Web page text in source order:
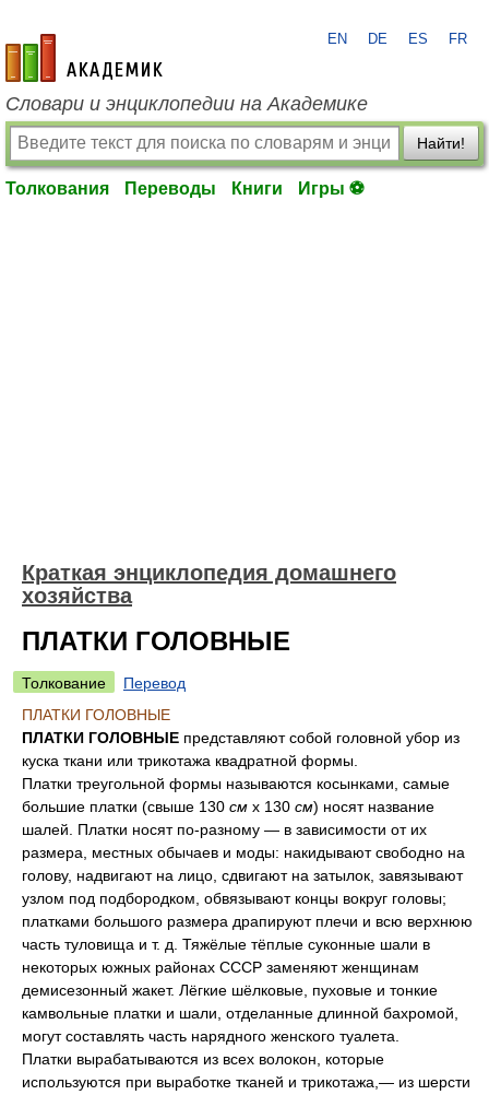
academic.ru
EN DE ES FR
Словари и энциклопедии на Академике
Найти!
Толкования Переводы Книги Игры ⚽
Краткая энциклопедия домашнего
хозяйства
ПЛАТКИ ГОЛОВНЫЕ
Толкование
Перевод
ПЛАТКИ ГОЛОВНЫЕ
ПЛАТКИ ГОЛОВНЫЕ представляют собой головной убор из
куска ткани или трикотажа квадратной формы.
Платки треугольной формы называются косынками, самые
большие платки (свыше 130 см х 130 см) носят название
шалей. Платки носят по-разному — в зависимости от их
размера, местных обычаев и моды: накидывают свободно на
голову, надвигают на лицо, сдвигают на затылок, завязывают
узлом под подбородком, обвязывают концы вокруг головы;
платками большого размера драпируют плечи и всю верхнюю
часть туловища и т. д. Тяжёлые тёплые суконные шали в
некоторых южных районах СССР заменяют женщинам
демисезонный жакет. Лёгкие шёлковые, пуховые и тонкие
камвольные платки и шали, отделанные длинной бахромой,
могут составлять часть нарядного женского туалета.
Платки вырабатываются из всех волокон, которые
используются при выработке тканей и трикотажа,— из шерсти